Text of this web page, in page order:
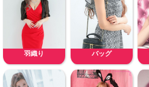
羽織り バッグ